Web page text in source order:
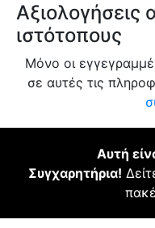
ιστότοπους
Μόνο οι
σε αυτές τις
Αυτή
Συγχαρητήρια!